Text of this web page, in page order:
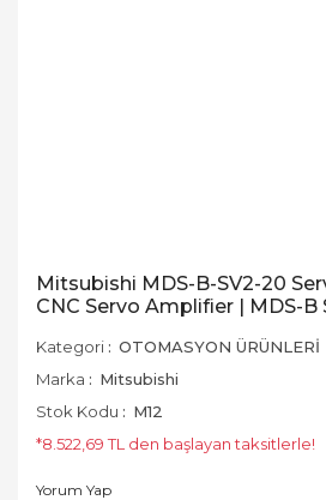
Mitsubishi MDS-B-SV2-20
CNC Servo Amplifier | MDS-B
Kategori
OTOMASYON ÜRÜNLERİ
Marka
Mitsubishi
Stok Kodu
M12
*8.522,69 TL den başlayan taksitlerle!
Yorum Yap